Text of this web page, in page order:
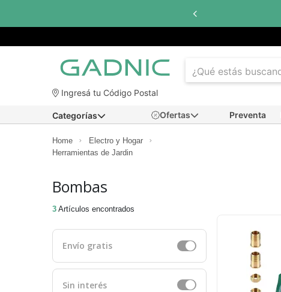
Ingresá tu Código Postal
Ofertas Preventa
Categorías
Home
Electro y Hogar
Herramientas de Jardin
Bombas
3 Artículos encontrados
Envío gratis
Sin interés